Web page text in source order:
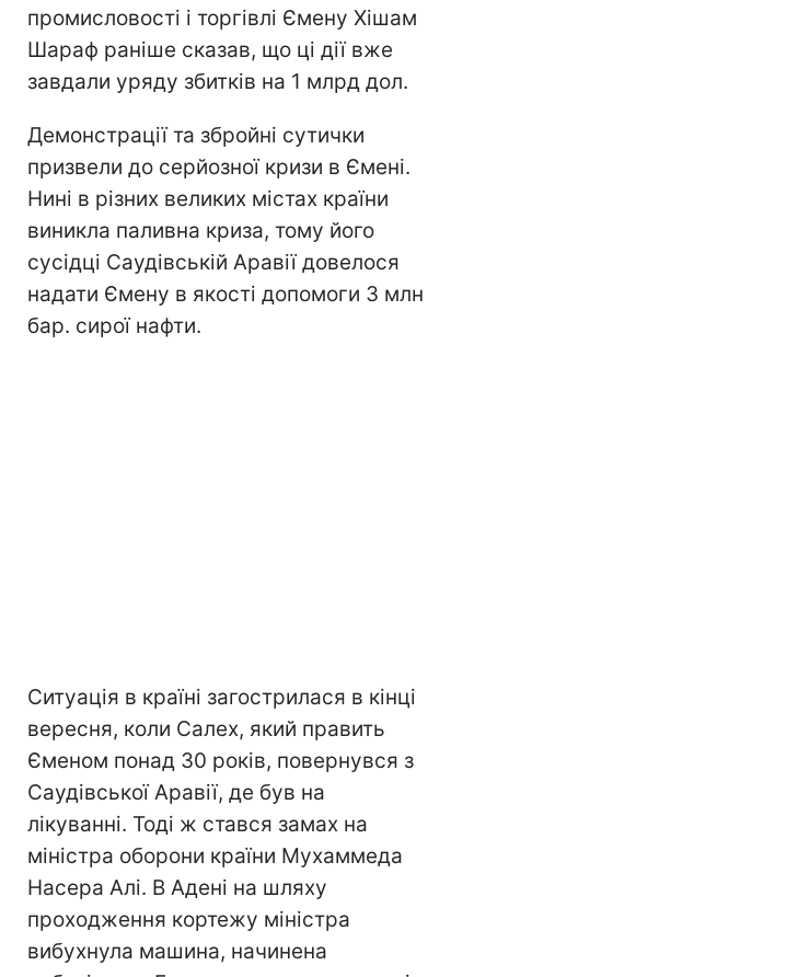
промисловості і торгівлі Ємену Хішам
Шараф раніше сказав, що ці дії вже
завдали уряду збитків на 1 млрд дол.
Демонстрації та збройні сутички
призвели до серйозної кризи в Ємені.
Нині в різних великих містах країни
виникла паливна криза, тому його
сусідці Саудівській Аравії довелося
надати Ємену в якості допомоги 3 млн
бар. сирої нафти.
Ситуація в країні загострилася в кінці
вересня, коли Салех, який править
Єменом понад 30 років, повернувся з
Саудівської Аравії, де був на
лікуванні. Тоді ж стався замах на
міністра оборони країни Мухаммеда
Насера ​​Алі. В Адені на шляху
проходження кортежу міністра
вибухнула машина, начинена